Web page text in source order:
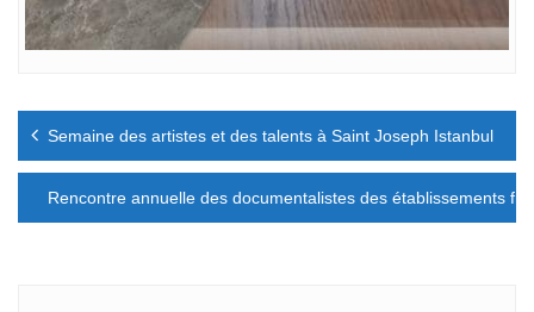
Navigation
l’article
Semaine des artistes et des talents à Saint Joseph Istanbul
Rencontre annuelle des documentalistes des établissements